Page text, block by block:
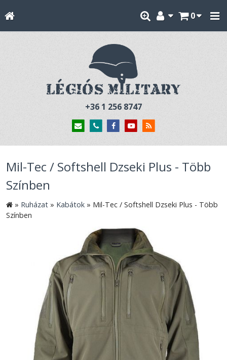
0
+36 1 256 8747
Mil-Tec / Softshell Dzseki Plus - Több
Színben
» Ruházat » Kabátok » Mil-Tec / Softshell Dzseki Plus - Több
Színben